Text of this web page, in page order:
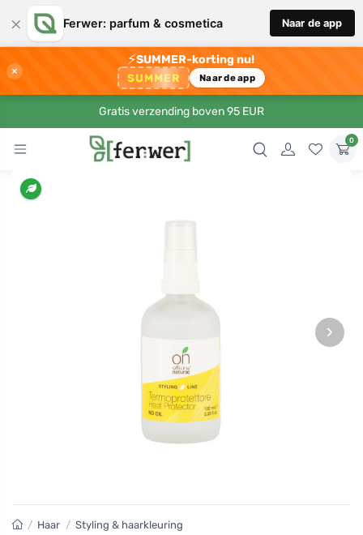
× Ferwer: parfum & cosmetica Naar de app
×
⚡SUMMER-korting nu!
SUMMER Naar de app
Gratis verzending boven 95 EUR
0
›
/ Haar / Styling & haarkleuring